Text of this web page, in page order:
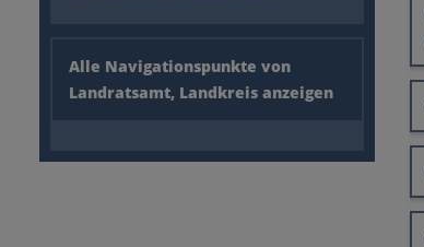
Alle Navigationspunkte von
Landratsamt, Landkreis anzeigen